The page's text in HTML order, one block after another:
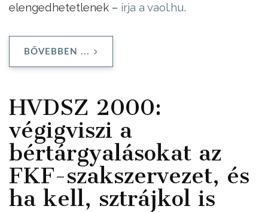
elengedhetetlenek – írja a vaol.hu.
BŐVEBBEN ...
HVDSZ 2000:
végigviszi a
bértárgyalásokat az
FKF-szakszervezet, és
ha kell, sztrájkol is